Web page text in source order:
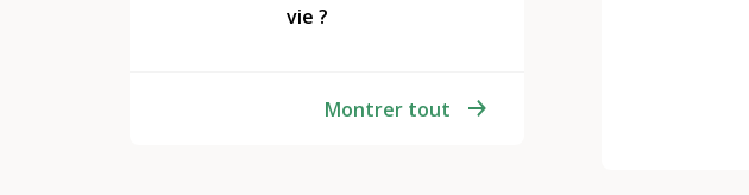
vie ?
Montrer tout